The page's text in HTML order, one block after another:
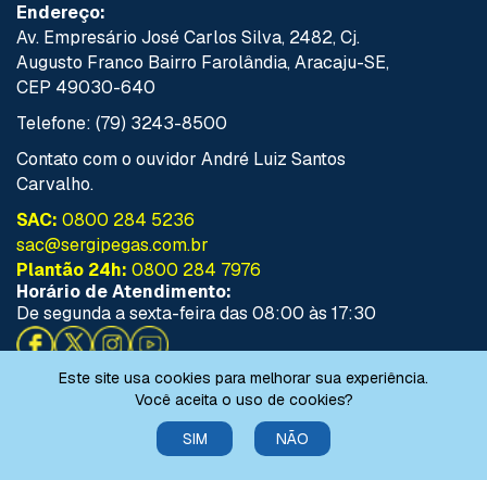
Este site usa cookies para melhorar sua experiência.
Você aceita o uso de cookies?
SIM
NÃO
Endereço:
Av. Empresário José Carlos Silva, 2482, Cj.
Augusto Franco Bairro Farolândia, Aracaju-SE,
CEP 49030-640
Telefone: (79) 3243-8500
Contato com o ouvidor André Luiz Santos
Carvalho.
SAC: 0800 284 5236
sac@sergipegas.com.br
Plantão 24h: 0800 284 7976
Horário de Atendimento:
De segunda a sexta-feira das 08:00 às 17:30